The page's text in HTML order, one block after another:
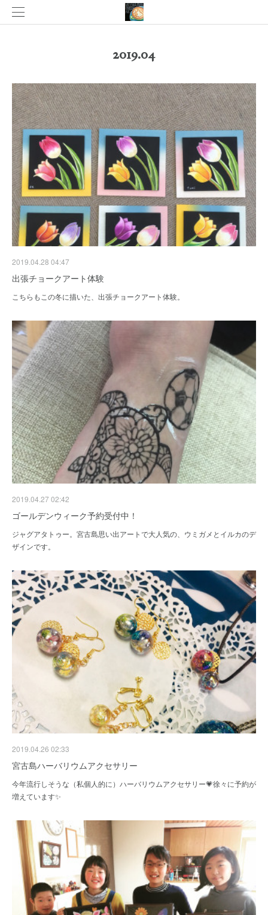
2019.04
2019.04.28 04:47
出張チョークアート体験
こちらもこの冬に描いた、出張チョークアート体験。
2019.04.27 02:42
ゴールデンウィーク予約受付中！
ジャグアタトゥー。宮古島思い出アートで大人気の、ウミガメとイルカのデ
ザインです。
2019.04.26 02:33
宮古島ハーバリウムアクセサリー
今年流行しそうな（私個人的に）ハーバリウムアクセサリー💗徐々に予約が
増えています✨